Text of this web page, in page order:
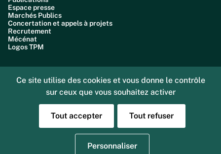
Espace presse
Marchés Publics
Concertation et appels à projets
Recrutement
Mécénat
Logos TPM
Accessibilité : partiellement conforme (99,6%)
Données personnelles
Gestion des cookies
Mentions légales
Sourd ou malentendant, vous pouvez nous joindre
Ce site utilise des cookies et vous donne le contrôle
sur ceux que vous souhaitez activer
Tout accepter Tout refuser
Personnaliser